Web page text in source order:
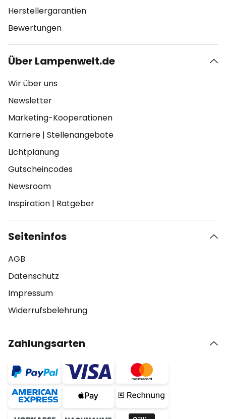
Herstellergarantien
Bewertungen
Über Lampenwelt.de
Wir über uns
Newsletter
Marketing-Kooperationen
Karriere | Stellenangebote
Lichtplanung
Gutscheincodes
Newsroom
Inspiration | Ratgeber
Seiteninfos
AGB
Datenschutz
Impressum
Widerrufsbelehrung
Zahlungsarten